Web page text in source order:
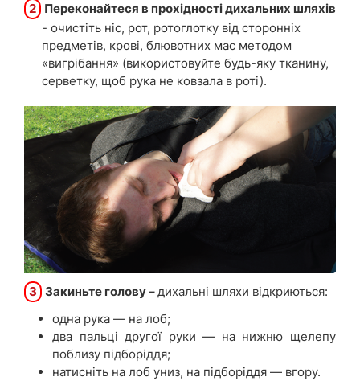
2 Переконайтеся в прохідності дихальних шляхів
- очистіть ніс, рот, ротоглотку від сторонніх
предметів, крові, блювотних мас методом
«вигрібання» (використовуйте будь-яку тканину,
серветку, щоб рука не ковзала в роті).
3 Закиньте голову –дихальні шляхи відкриються:
одна рука — на лоб;
два пальці другої руки — на нижню щелепу
поблизу підборіддя;
натисніть на лоб униз, на підборіддя — вгору.